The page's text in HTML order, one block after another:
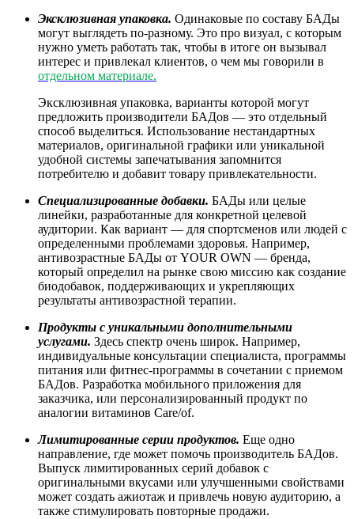
Эксклюзивная упаковка. Одинаковые по составу БАДы
могут выглядеть по-разному. Это про визуал, с которым
нужно уметь работать так, чтобы в итоге он вызывал
интерес и привлекал клиентов, о чем мы говорили в
отдельном материале.
Эксклюзивная упаковка, варианты которой могут
предложить производители БАДов — это отдельный
способ выделиться. Использование нестандартных
материалов, оригинальной графики или уникальной
удобной системы запечатывания запомнится
потребителю и добавит товару привлекательности.
Специализированные добавки. БАДы или целые
линейки, разработанные для конкретной целевой
аудитории. Как вариант — для спортсменов или людей с
определенными проблемами здоровья. Например,
антивозрастные БАДы от YOUR OWN — бренда,
который определил на рынке свою миссию как создание
биодобавок, поддерживающих и укрепляющих
результаты антивозрастной терапии.
Продукты с уникальными дополнительными
услугами. Здесь спектр очень широк. Например,
индивидуальные консультации специалиста, программы
питания или фитнес-программы в сочетании с приемом
БАДов. Разработка мобильного приложения для
заказчика, или персонализированный продукт по
аналогии витаминов Care/of.
Лимитированные серии продуктов. Еще одно
направление, где может помочь производитель БАДов.
Выпуск лимитированных серий добавок с
оригинальными вкусами или улучшенными свойствами
может создать ажиотаж и привлечь новую аудиторию, а
также стимулировать повторные продажи.